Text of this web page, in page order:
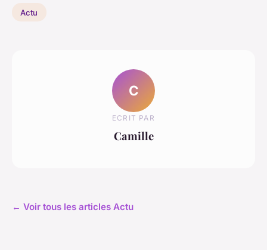
Actu
C
ECRIT PAR
Camille
← Voir tous les articles Actu